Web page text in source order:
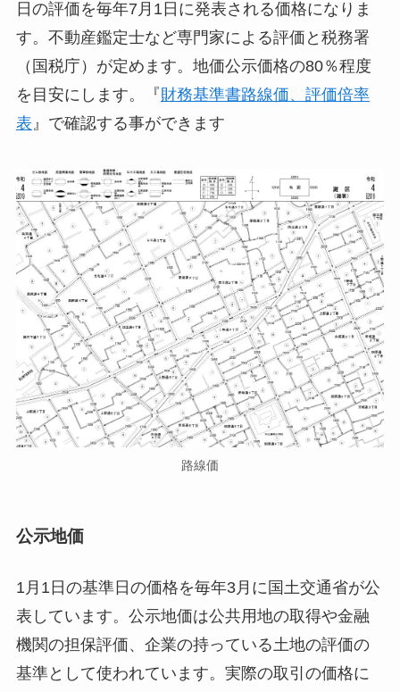
日の評価を毎年7月1日に発表される価格になりま
す。不動産鑑定士など専門家による評価と税務署
（国税庁）が定めます。地価公示価格の80％程度
を目安にします。『財務基準書路線価、評価倍率
表 』で確認する事ができます
路線価
公示地価
1月1日の基準日の価格を毎年3月に国土交通省が公
表しています。公示地価は公共用地の取得や金融
機関の担保評価、企業の持っている土地の評価の
基準として使われています。実際の取引の価格に